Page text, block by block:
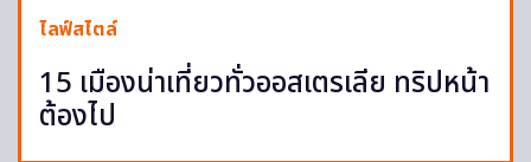
ไลฟ์สไตล์
15 เมืองน่าเที่ยวทั่วออสเตรเลีย ทริปหน้า
ต้องไป